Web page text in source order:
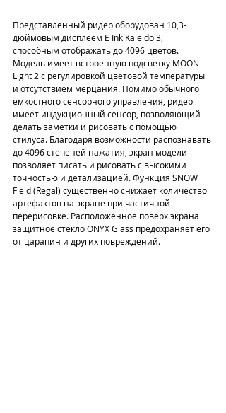
Представленный ридер оборудован 10,3-
дюймовым дисплеем E Ink Kaleido 3,
способным отображать до 4096 цветов.
Модель имеет встроенную подсветку MOON
Light 2 с регулировкой цветовой температуры
и отсутствием мерцания. Помимо обычного
емкостного сенсорного управления, ридер
имеет индукционный сенсор, позволяющий
делать заметки и рисовать с помощью
стилуса. Благодаря возможности распознавать
до 4096 степеней нажатия, экран модели
позволяет писать и рисовать с высокими
точностью и детализацией. Функция SNOW
Field (Regal) существенно снижает количество
артефактов на экране при частичной
перерисовке. Расположенное поверх экрана
защитное стекло ONYX Glass предохраняет его
от царапин и других повреждений.